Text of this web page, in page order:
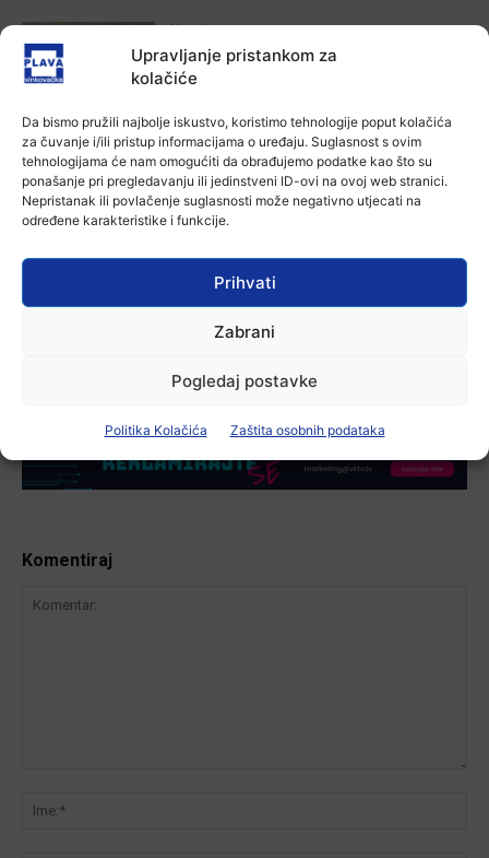
Upravljanje pristankom za
kolačiće
Da bismo pružili najbolje iskustvo, koristimo tehnologije poput kolačića
za čuvanje i/ili pristup informacijama o uređaju. Suglasnost s ovim
tehnologijama će nam omogućiti da obrađujemo podatke kao što su
ponašanje pri pregledavanju ili jedinstveni ID-ovi na ovoj web stranici.
Nepristanak ili povlačenje suglasnosti može negativno utjecati na
određene karakteristike i funkcije.
Prihvati
Zabrani
Pogledaj postavke
Politika Kolačića Zaštita osobnih podataka
Aktualno
Za dva tjedna započinje još jedna
Divlja liga
Aktualno
U Županji održana Ljetna škola magije
7 kolovoza, 2026
Zbog niskog vodostaja otežana
plovidba na Dunavu
6 kolovoza, 2026
-Marketing-
Komentiraj